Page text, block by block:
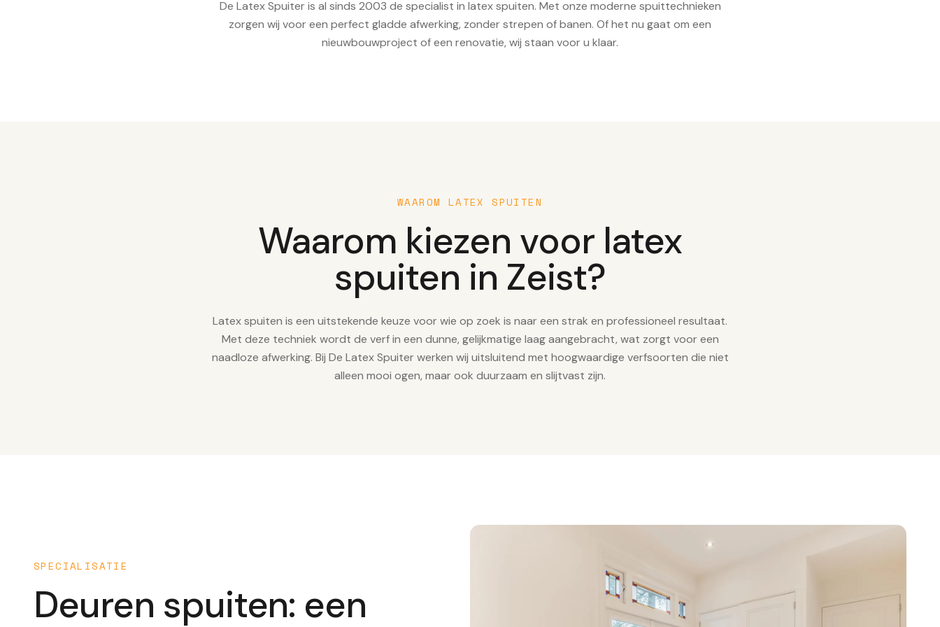
De Latex Spuiter is al sinds 2003 de specialist in latex spuiten. Met onze moderne spuittechnieken
zorgen wij voor een perfect gladde afwerking, zonder strepen of banen. Of het nu gaat om een
nieuwbouwproject of een renovatie, wij staan voor u klaar.
WAAROM LATEX SPUITEN
Waarom kiezen voor latex
spuiten in Zeist?
Latex spuiten is een uitstekende keuze voor wie op zoek is naar een strak en professioneel resultaat.
Met deze techniek wordt de verf in een dunne, gelijkmatige laag aangebracht, wat zorgt voor een
naadloze afwerking. Bij De Latex Spuiter werken wij uitsluitend met hoogwaardige verfsoorten die niet
alleen mooi ogen, maar ook duurzaam en slijtvast zijn.
SPECIALISATIE
Deuren spuiten: een